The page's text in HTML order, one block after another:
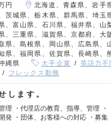
円
北海道、青森県、岩手
茨城県、栃木県、群馬県、埼玉
、富山県、石川県、福井県、山
、三重県、滋賀県、京都府、大
県、島根県、岡山県、広島県、
県、福岡県、佐賀県、長崎県、
縄県
大手企業 英語力不
フレックス勤務
します。
理 ・代理店の教育、指導、管理 ・
発 ・団体、お客様への対応 ・募集